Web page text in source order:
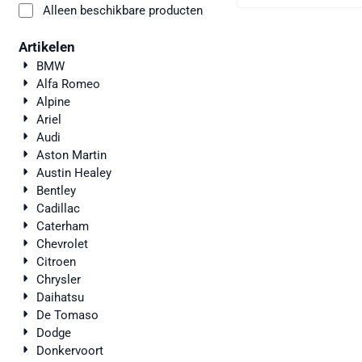
Alleen beschikbare producten
Artikelen
BMW
Alfa Romeo
Alpine
Ariel
Audi
Aston Martin
Austin Healey
Bentley
Cadillac
Caterham
Chevrolet
Citroen
Chrysler
Daihatsu
De Tomaso
Dodge
Donkervoort